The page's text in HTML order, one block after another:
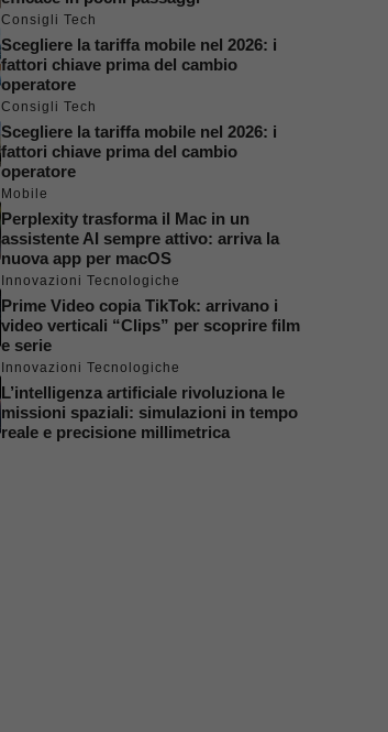
Consigli Tech
Scegliere la tariffa mobile nel 2026: i
fattori chiave prima del cambio
operatore
Consigli Tech
Scegliere la tariffa mobile nel 2026: i
fattori chiave prima del cambio
operatore
Mobile
Perplexity trasforma il Mac in un
assistente AI sempre attivo: arriva la
nuova app per macOS
Innovazioni Tecnologiche
Prime Video copia TikTok: arrivano i
video verticali “Clips” per scoprire film
e serie
Innovazioni Tecnologiche
L’intelligenza artificiale rivoluziona le
missioni spaziali: simulazioni in tempo
reale e precisione millimetrica